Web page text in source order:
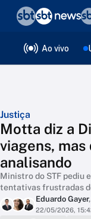
Ao vivo
Justiça
Motta diz a
viagens, mas
analisando
Ministro do STF pediu
tentativas frustradas
Eduardo Gayer,
22/05/2026,
❮voltar